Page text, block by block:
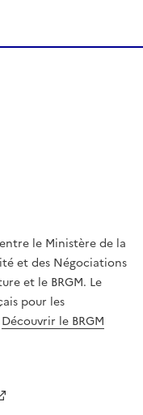
T
A
le Ministère de la
et des Négociations
et le BRGM. Le
pour les
Découvrir le BRGM